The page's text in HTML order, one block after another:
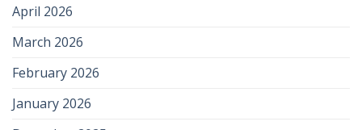
April 2026
March 2026
February 2026
January 2026